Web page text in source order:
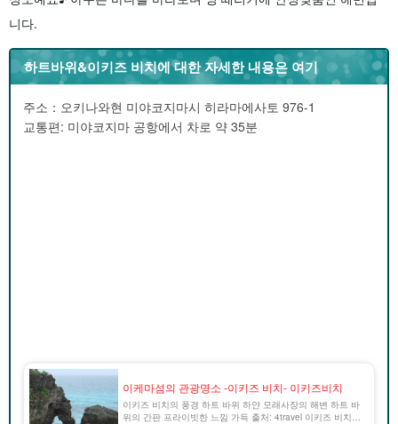
니다.
하트바위&이키즈 비치에 대한 자세한 내용은 여기
주소：오키나와현 미야코지마시 히라마에사토 976-1
교통편: 미야코지마 공항에서 차로 약 35분
이케마섬의 관광명소 -이키즈 비치- 이키즈비치
이키즈 비치의 풍경 하트 바위 하얀 모래사장의 해변 하트 바
위의 간판 프라이빗한 느낌 가득 출처: 4travel 이키즈 비치란